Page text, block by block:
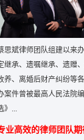
思斌律师团队组建以来
继承、遗嘱继承、遗赠
养、离婚后财产纠纷等
案件曾被最高人民法院
》...
业高效的律师团队